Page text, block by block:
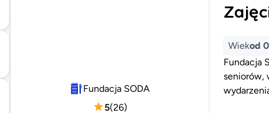
Fundacja SODA
5(26)
Wiekod
Fundacja
seniorów,